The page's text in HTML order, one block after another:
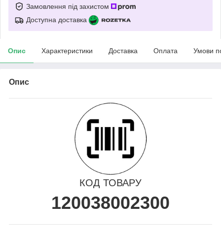
Замовлення під захистом
Доступна доставка
Опис Характеристики Доставка Оплата Умови
Опис
КОД ТОВАРУ
120038002300